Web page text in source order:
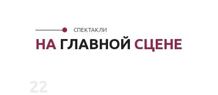
НА ГЛАВНОЙ СЦЕНЕ
СПЕКТАКЛИ